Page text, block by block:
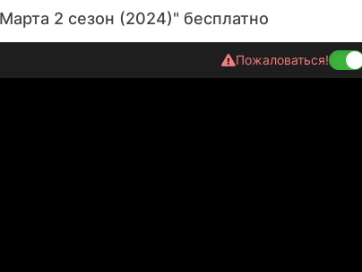
2 сезон (2024)" бесплатно
Пожаловаться!